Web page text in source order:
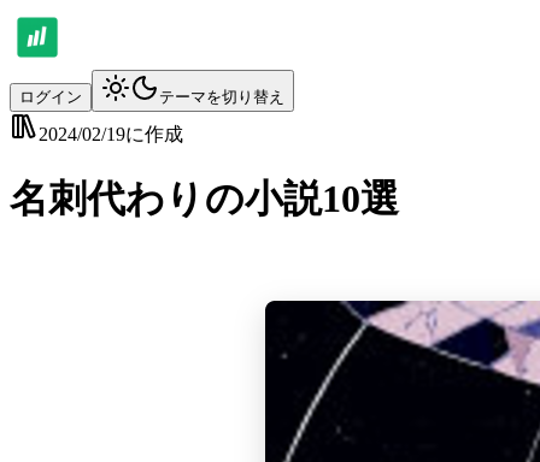
ログイン テーマを切り替え
2024/02/19に作成
名刺代わりの小説10選